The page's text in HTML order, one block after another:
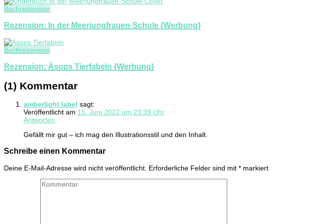
Buchrezension
Rezension: In der Meerjungfrauen-Schule {Werbung}
Buchrezension
Rezension: Äsops Tierfabeln {Werbung}
(1) Kommentar
amberlight label sagt:
Veröffentlicht am 15. Juni 2022 um 23:39 Uhr
Antworten
Gefällt mir gut – ich mag den Illustrationsstil und den Inhalt.
Schreibe einen Kommentar
Deine E-Mail-Adresse wird nicht veröffentlicht. Erforderliche Felder sind mit * markiert